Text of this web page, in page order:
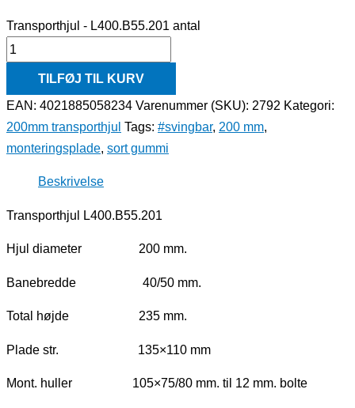
Transporthjul - L400.B55.201 antal
TILFØJ TIL KURV
EAN: 4021885058234 Varenummer (SKU): 2792 Kategori:
200mm transporthjul Tags: #svingbar, 200 mm,
monteringsplade, sort gummi
Beskrivelse
Transporthjul L400.B55.201
Hjul diameter 200 mm.
Banebredde 40/50 mm.
Total højde 235 mm.
Plade str. 135×110 mm
Mont. huller 105×75/80 mm. til 12 mm. bolte